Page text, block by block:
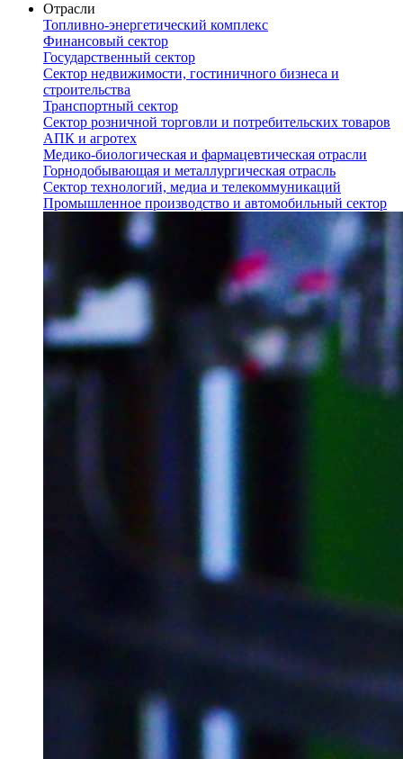
Отрасли
Топливно-энергетический комплекс
Финансовый сектор
Государственный сектор
Сектор недвижимости, гостиничного бизнеса и
строительства
Транспортный сектор
Сектор розничной торговли и потребительских товаров
АПК и агротех
Медико-биологическая и фармацевтическая отрасли
Горнодобывающая и металлургическая отрасль
Сектор технологий, медиа и телекоммуникаций
Промышленное производство и автомобильный сектор